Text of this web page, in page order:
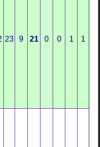
23 9 21 0 0 1 1